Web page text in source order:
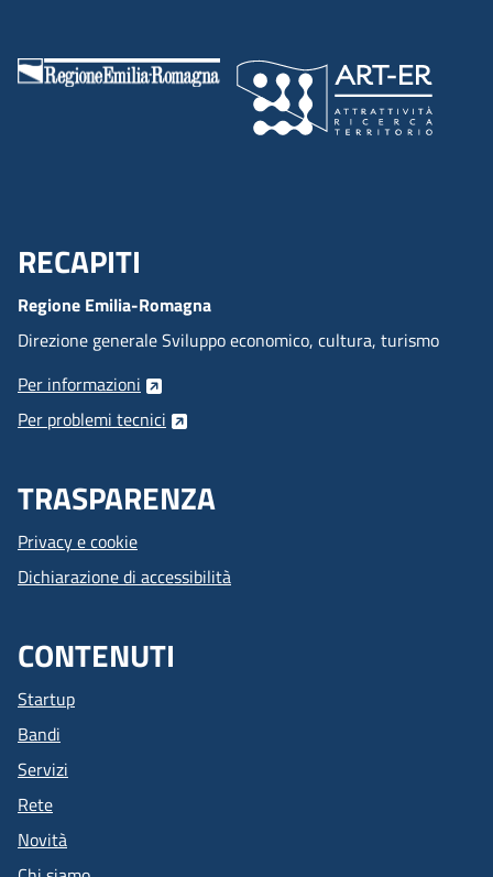
Menu Footer
RECAPITI
Regione Emilia-Romagna
Direzione generale Sviluppo economico, cultura, turismo
Per informazioni
Per problemi tecnici
TRASPARENZA
Privacy e cookie
Dichiarazione di accessibilità
CONTENUTI
Startup
Bandi
Servizi
Rete
Novità